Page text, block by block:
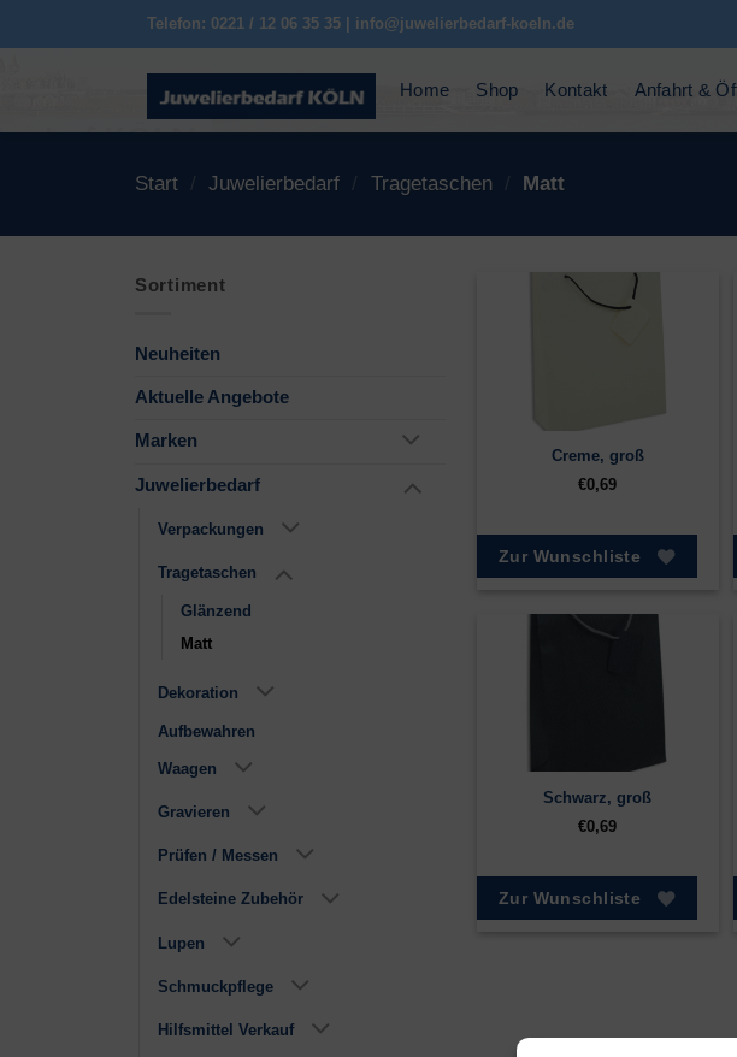
Telefon: 0221 / 12 06 35 35 | info@juwelierbedarf-koeln.de
Home Shop Kontakt Anfahrt &
Start / Juwelierbedarf / Tragetaschen / Matt
Sortiment
Neuheiten
Aktuelle Angebote
Marken
Juwelierbedarf
Verpackungen
Tragetaschen
Glänzend
Matt
Dekoration
Aufbewahren
Waagen
Gravieren
Prüfen / Messen
Edelsteine Zubehör
Lupen
Schmuckpflege
Hilfsmittel Verkauf
Creme, groß
€0,69
Zur Wunschliste
Schwarz, groß
€0,69
Zur Wunschliste